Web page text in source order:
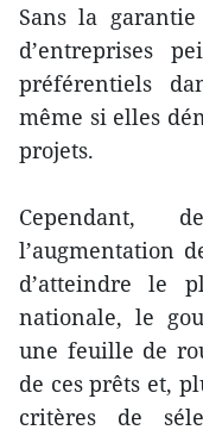
Sans la
d’entreprises
préférentiels
même si elles
projets.
Cependant,
l’augmentation
d’atteindre le
nationale, le
une feuille de
de ces prêts et,
critères de